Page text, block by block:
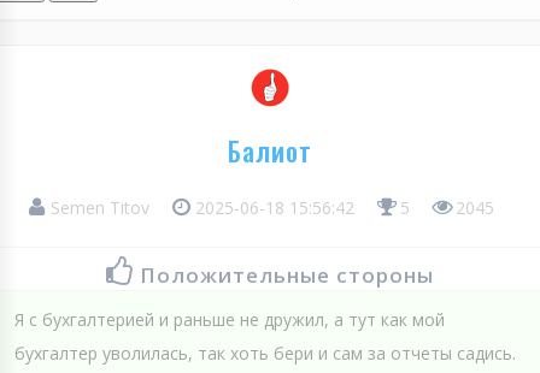
Балиот
Semen Titov 2025-06-18 15:56:42 5 2045
Положительные стороны
Я с бухгалтерией и раньше не дружил, а тут как мой
бухгалтер уволилась, так хоть бери и сам за отчеты садись.